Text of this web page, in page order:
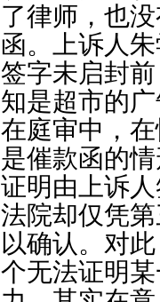
了律师，也
函。上诉人
签字未启封
知是超市的
在庭审中，
是催款函的
证明由上诉
法院却仅凭
以确认。对
个无法证明